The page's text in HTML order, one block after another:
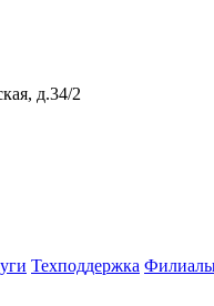
д.34/2
Техподдержка